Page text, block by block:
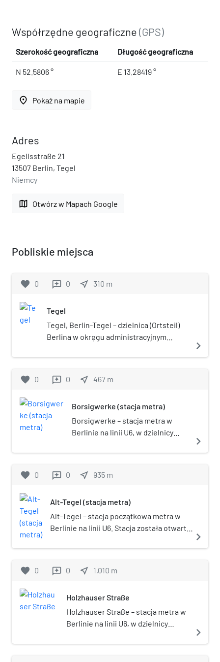
Współrzędne geograficzne(GPS)
Szerokość geograficzna Długość geograficzna
N 52.5806 ° E 13.28419 °
place Pokaż na mapie
Adres
Egellsstraße 21
13507 Berlin, Tegel
Niemcy
map Otwórz w Mapach Google
Pobliskie miejsca
favorite 0 reviews 0 near_me 310 m
Tegel
Tegel, Berlin-Tegel – dzielnica (Ortsteil)
Berlina w okręgu administracyjnym
granicach miasta. W dzielnicy znajduje
Tegel, Zakład Karny Tegel.
navigate_next
favorite 0 reviews 0 near_me 467 m
Borsigwerke (stacja metra)
Borsigwerke – stacja metra w
Berlinie na linii U6, w dzielnicy
Reinickendorf. Stacja została
navigate_next
favorite 0 reviews 0 near_me 935 m
Alt-Tegel (stacja metra)
Alt-Tegel – stacja początkowa metra w
Berlinie na linii U6. Stacja została otwarta
okręgu administracyjnym Reinickendorf,
Tegel/Karolinen-/Bernstoff-/Gorkistraße.
navigate_next
favorite 0 reviews 0 near_me 1,010 m
Holzhauser Straße
Holzhauser Straße – stacja metra w
Berlinie na linii U6, w dzielnicy
Reinickendorf. Stacja została
navigate_next